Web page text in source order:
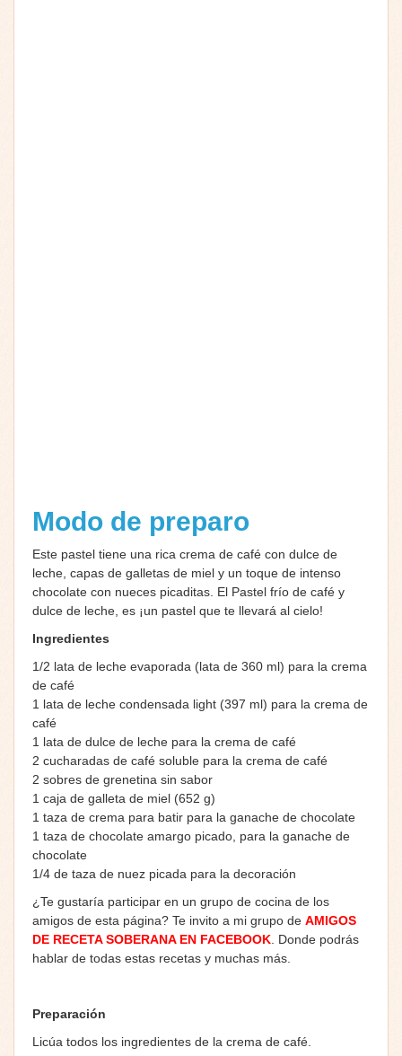
Modo de preparo
Este pastel tiene una rica crema de café con dulce de
leche, capas de galletas de miel y un toque de intenso
chocolate con nueces picaditas. El Pastel frío de café y
dulce de leche, es ¡un pastel que te llevará al cielo!
Ingredientes
1/2 lata de leche evaporada (lata de 360 ml) para la crema
de café
1 lata de leche condensada light (397 ml) para la crema de
café
1 lata de dulce de leche para la crema de café
2 cucharadas de café soluble para la crema de café
2 sobres de grenetina sin sabor
1 caja de galleta de miel (652 g)
1 taza de crema para batir para la ganache de chocolate
1 taza de chocolate amargo picado, para la ganache de
chocolate
1/4 de taza de nuez picada para la decoración
¿Te gustaría participar en un grupo de cocina de los
amigos de esta página? Te invito a mi grupo de AMIGOS
DE RECETA SOBERANA EN FACEBOOK . Donde podrás
hablar de todas estas recetas y muchas más.
Preparación
Licúa todos los ingredientes de la crema de café.